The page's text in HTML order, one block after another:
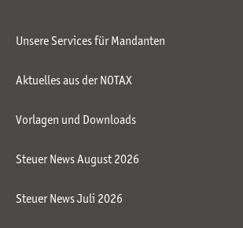
Unsere Services für Mandanten
Aktuelles aus der NOTAX
Vorlagen und Downloads
Steuer News August 2026
Steuer News Juli 2026